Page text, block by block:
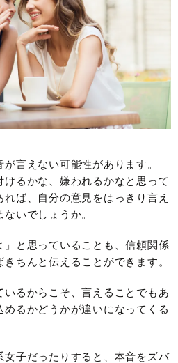
言えない可能性があります。
けるかな、嫌われるかなと思って
ば、自分の意見をはっきり言え
いでしょうか。
」と思っていることも、信頼関係
ちんと伝えることができます。
るからこそ、言えることでもあ
めるかどうかが違いになってくる
子だったりすると、本音をズバ